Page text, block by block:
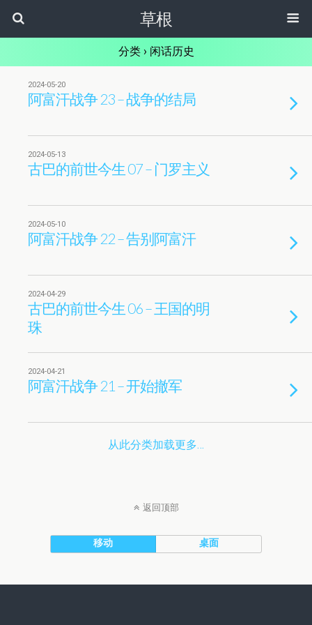
草根
分类 › 闲话历史
2024-05-20
阿富汗战争 23 – 战争的结局
2024-05-13
古巴的前世今生 07 – 门罗主义
2024-05-10
阿富汗战争 22 – 告别阿富汗
2024-04-29
古巴的前世今生 06 – 王国的明
珠
2024-04-21
阿富汗战争 21 – 开始撤军
从此分类加载更多…
返回顶部
移动 桌面